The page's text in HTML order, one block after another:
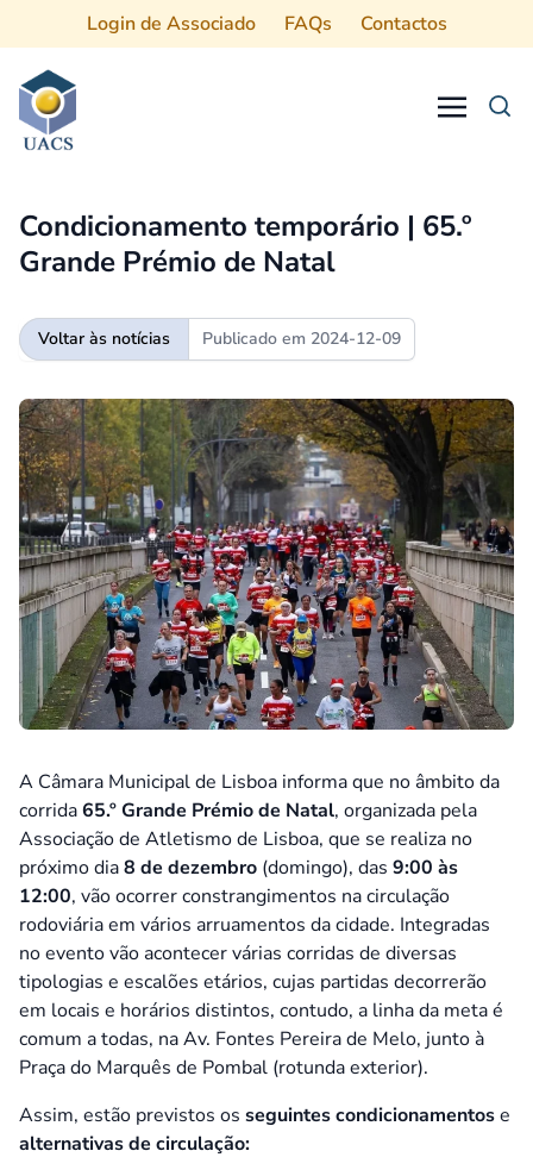
Login de Associado FAQs Contactos
Condicionamento temporário | 65.º
Grande Prémio de Natal
Voltar às notícias Publicado em 2024-12-09
A Câmara Municipal de Lisboa informa que no âmbito da
corrida65.º Grande Prémio de Natal, organizada pela
Associação de Atletismo de Lisboa, que se realiza no
próximo dia8 de dezembro (domingo), das 9:00 às
12:00, vão ocorrer constrangimentos na circulação
rodoviária em vários arruamentos da cidade. Integradas
no evento vão acontecer várias corridas de diversas
tipologias e escalões etários, cujas partidas decorrerão
em locais e horários distintos, contudo, a linha da meta é
comum a todas, na Av. Fontes Pereira de Melo, junto à
Praça do Marquês de Pombal (rotunda exterior).
Assim, estão previstos os seguintes condicionamentose
alternativas de circulação: